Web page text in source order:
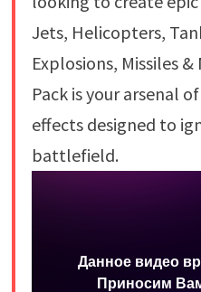
Jets, Helicopters,
Explosions, Missiles &
Pack is your arsenal
effects designed to
battlefield.